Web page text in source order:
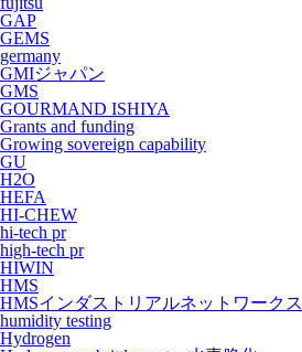
GAP
GEMS
germany
GMIジャパン
GMS
GOURMAND ISHIYA
Grants and funding
Growing sovereign capability
GU
H2O
HEFA
HI-CHEW
hi-tech pr
high-tech pr
HIWIN
HMS
HMSインダストリアルネットワークス
humidity testing
Hydrogen